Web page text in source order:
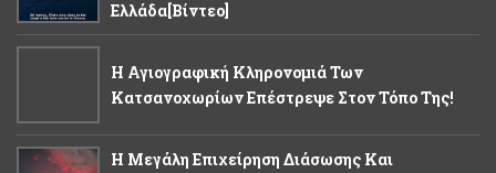
Ελλάδα[βίντεο]
Η Αγιογραφική Κληρονομιά Των
Κατσανοχωρίων Επέστρεψε Στον Τόπο Της!
Η Μεγάλη Επιχείρηση Διάσωσης Και